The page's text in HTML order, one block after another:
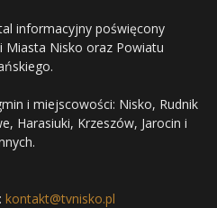
informacyjny poświęcony
Miasta Nisko oraz Powiatu
i miejscowości: Nisko, Rudnik
Harasiuki, Krzeszów, Jarocin i
kontakt@tvnisko.pl